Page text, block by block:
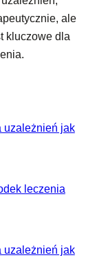
ale
kluczowe dla
uzależnień jak
leczenia
uzależnień jak